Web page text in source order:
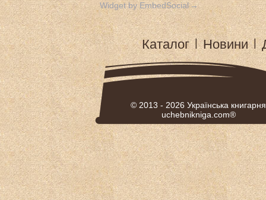
Widget by EmbedSocial→
Каталог | Новини |
© 2013 - 2026 Українська книгарня
uchebnikniga.com®